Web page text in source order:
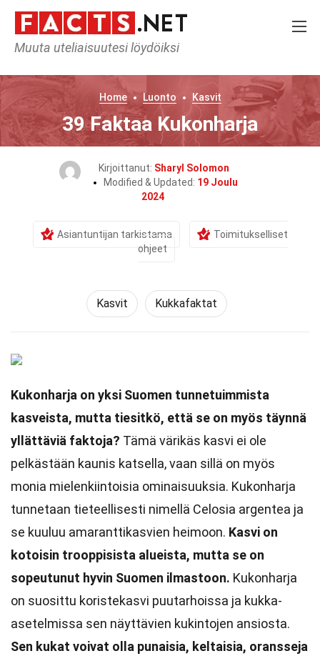
Muuta uteliaisuutesi löydöiksi
Home Luonto Kasvit
39 Faktaa Kukonharja
Kirjoittanut: Sharyl Solomon
Modified & Updated: 19 Joulu
2024
Asiantuntijan tarkistama
Toimitukselliset
ohjeet
Kasvit Kukkafaktat
Kukonharja on yksi Suomen tunnetuimmista
kasveista, mutta tiesitkö, että se on myös täynnä
yllättäviä faktoja? Tämä värikäs kasvi ei ole
pelkästään kaunis katsella, vaan sillä on myös
monia mielenkiintoisia ominaisuuksia. Kukonharja
tunnetaan tieteellisesti nimellä Celosia argentea ja
se kuuluu amaranttikasvien heimoon. Kasvi on
kotoisin trooppisista alueista, mutta se on
sopeutunut hyvin Suomen ilmastoon. Kukonharja
on suosittu koristekasvi puutarhoissa ja kukka-
asetelmissa sen näyttävien kukintojen ansiosta.
Sen kukat voivat olla punaisia, keltaisia, oransseja